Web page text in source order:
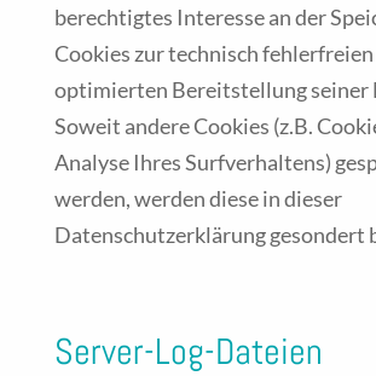
berechtigtes Interesse an der
Cookies zur technisch
optimierten Bereitstellung seiner
Soweit andere Cookies (z.B.
Analyse Ihres Surfverhaltens)
werden, werden diese in dieser
Datenschutzerklärung gesondert
Server-Log-Dateien